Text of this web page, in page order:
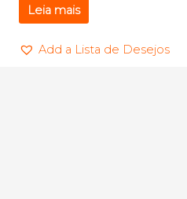
Leia mais
Add a Lista de Desejos